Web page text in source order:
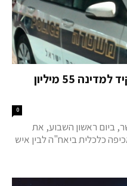
המליארדר בני שטיינמיץ יפקיד למדינה 55 מיליון
0
ביום ראשון השבוע, את
כלכלית ביאח"ה לבין איש